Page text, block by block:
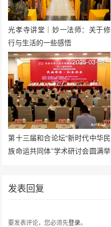
光孝寺讲堂｜妙一法师：关于修
行与生活的一些感悟
第十三届和合论坛“新时代中华民
族命运共同体”学术研讨会圆满举
2025-03-02
发表回复
要发表评论，您必须先登录。